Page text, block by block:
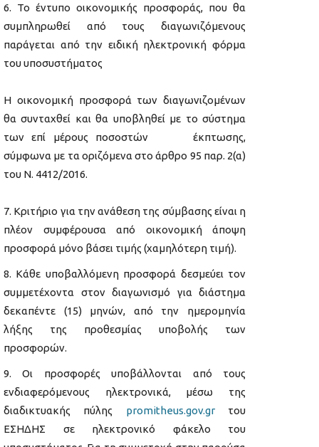
Το έντυπο οικονομικής προσφοράς, που θα
συμπληρωθεί από τους διαγωνιζόμενους
παράγεται από την ειδική ηλεκτρονική φόρμα
του υποσυστήματος
Η οικονομική προσφορά των διαγωνιζομένων
θα συνταχθεί και θα υποβληθεί με το σύστημα
των επί μέρους ποσοστών έκπτωσης,
σύμφωνα με τα οριζόμενα στο άρθρο 95 παρ. 2(α)
του Ν. 4412/2016.
Κριτήριο για την ανάθεση της σύμβασης είναι η
πλέον συμφέρουσα από οικονομική άποψη
προσφορά μόνο βάσει τιμής (χαμηλότερη τιμή).
Κάθε υποβαλλόμενη προσφορά δεσμεύει τον
συμμετέχοντα στον διαγωνισμό για διάστημα
δεκαπέντε (15) μηνών, από την ημερομηνία
λήξης της προθεσμίας υποβολής των
προσφορών.
Οι προσφορές υποβάλλονται από τους
ενδιαφερόμενους ηλεκτρονικά, μέσω της
διαδικτυακής πύλης promitheus.gov.grτου
ΕΣΗΔΗΣ σε ηλεκτρονικό φάκελο του